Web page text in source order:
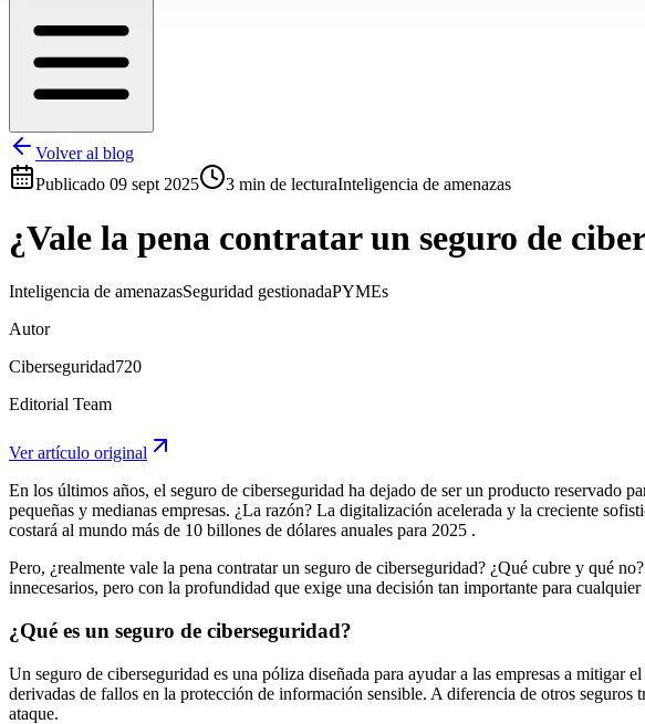
Volver al blog
Publicado 09 sept 2025 3 min de lecturaInteligencia de amenazas
¿Vale la pena contratar un seguro de
Inteligencia de amenazasSeguridad gestionadaPYMEs
Autor
Ciberseguridad720
Editorial Team
Ver artículo original
En los últimos años, el seguro de ciberseguridad ha dejado de ser un producto reservado
pequeñas y medianas empresas. ¿La razón? La digitalización acelerada y la creciente
costará al mundo más de 10 billones de dólares anuales para 2025 .
Pero, ¿realmente vale la pena contratar un seguro de ciberseguridad? ¿Qué cubre y qué
innecesarios, pero con la profundidad que exige una decisión tan importante para cualquier
¿Qué es un seguro de ciberseguridad?
Un seguro de ciberseguridad es una póliza diseñada para ayudar a las empresas a mitigar
derivadas de fallos en la protección de información sensible. A diferencia de otros seguros
ataque.